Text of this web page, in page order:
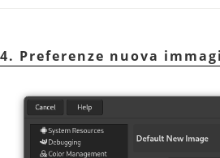
Preferenze nuova